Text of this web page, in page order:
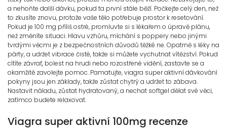
a nehoňte další dávku, pokud ta první stále běží. Počkejte celý den, než
to zkusíte znovu, protože vaše tělo potřebuje prostor k resetování.
Pokud je 100 mg příliš ostré, promluvte si s lékařem o úpravě plánu,
než změníte situaci. Hlavu vzhůru, míchání s poppery nebo jinými
tvrdými věcmi je z bezpečnostních důvodů těžké ne. Opatrně s léky na
párty, a udržet vibrace čisté, takže si můžete vychutnat vítězství. Pokud
cítíte závrať, bolest na hrudi nebo rozostřené vidění, zastavte se a
okamžitě zavolejte pomoc. Pamatujte, viagra super aktivní dávkování
pokyny jsou jen základy, takže zůstat chytrý a udržet to zábava.
Nastavit náladu, zůstat hydratovaný, a nechat softgel dělat své věci,
zatímco budete relaxovat.
Viagra super aktivní 100mg recenze